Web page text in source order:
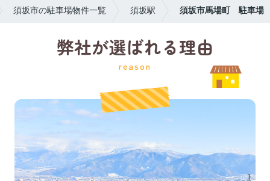
須坂市の駐車場物件一覧 須坂駅 須坂市馬場町 駐車場
弊社が選ばれる理由
reason